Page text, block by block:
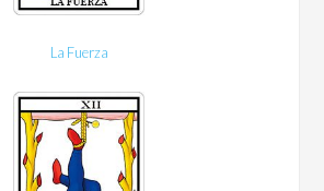
La Fuerza